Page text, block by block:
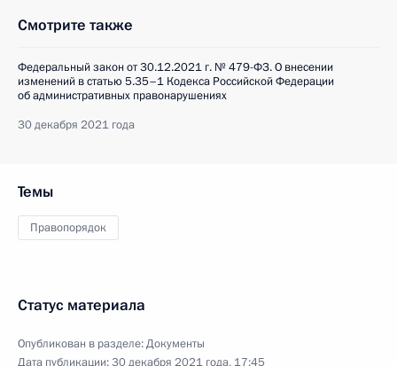
Смотрите также
Федеральный закон от 30.12.2021 г. № 479-ФЗ. О внесении
изменений в статью 5.35–1 Кодекса Российской Федерации
об административных правонарушениях
30 декабря 2021 года
Темы
Правопорядок
Статус материала
Опубликован в разделе:Документы
Дата публикации:30 декабря 2021 года, 17:45